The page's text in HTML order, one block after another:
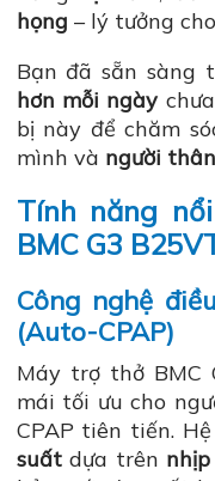
họng – lý tưởng
Bạn đã sẵn sàng
hơn mỗi ngày
bị này để chăm
mình và người thân
Tính năng
BMC G3
Công nghệ
(Auto-CPAP)
Máy trợ thở BMC
mái tối ưu cho
CPAP tiên tiến.
suấtdựa trên